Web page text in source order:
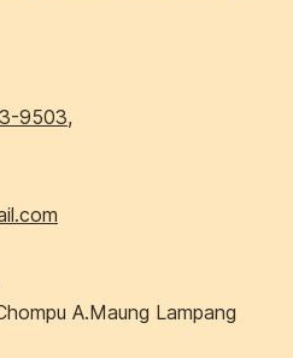
9503,
A.Maung Lampang